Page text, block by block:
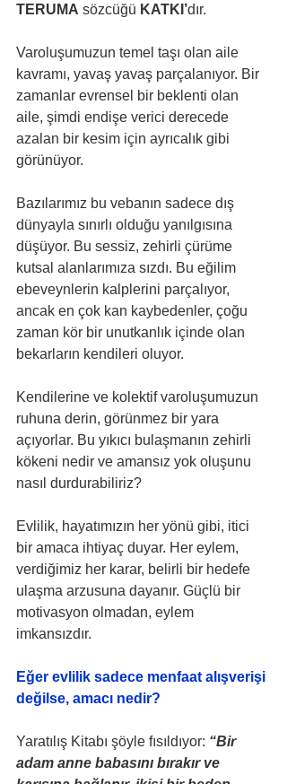
TERUMA sözcüğü KATKI’dır.
Varoluşumuzun temel taşı olan aile
kavramı, yavaş yavaş parçalanıyor. Bir
zamanlar evrensel bir beklenti olan
aile, şimdi endişe verici derecede
azalan bir kesim için ayrıcalık gibi
görünüyor.
Bazılarımız bu vebanın sadece dış
dünyayla sınırlı olduğu yanılgısına
düşüyor. Bu sessiz, zehirli çürüme
kutsal alanlarımıza sızdı. Bu eğilim
ebeveynlerin kalplerini parçalıyor,
ancak en çok kan kaybedenler, çoğu
zaman kör bir unutkanlık içinde olan
bekarların kendileri oluyor.
Kendilerine ve kolektif varoluşumuzun
ruhuna derin, görünmez bir yara
açıyorlar. Bu yıkıcı bulaşmanın zehirli
kökeni nedir ve amansız yok oluşunu
nasıl durdurabiliriz?
Evlilik, hayatımızın her yönü gibi, itici
bir amaca ihtiyaç duyar. Her eylem,
verdiğimiz her karar, belirli bir hedefe
ulaşma arzusuna dayanır. Güçlü bir
motivasyon olmadan, eylem
imkansızdır.
Eğer evlilik sadece menfaat alışverişi
değilse, amacı nedir?
Yaratılış Kitabı şöyle fısıldıyor: “Bir
adam anne babasını bırakır ve